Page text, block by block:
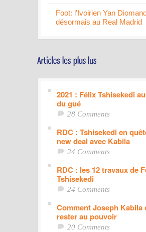
Foot: l'Ivoirien Yan
désormais au Real Madrid
2021 : Félix Tshisekedi
du gué
28 Comments
RDC : Tshisekedi en
new deal avec Kabila
24 Comments
RDC : les 12 travaux de
Tshisekedi
24 Comments
Comment Joseph Kabila
rester au pouvoir
20 Comments